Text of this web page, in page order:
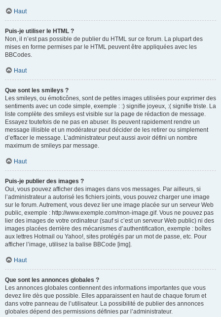
Haut
Puis-je utiliser le HTML ?
Non, il n’est pas possible de publier du HTML sur ce forum. La plupart des
mises en forme permises par le HTML peuvent être appliquées avec les
BBCodes.
Haut
Que sont les smileys ?
Les smileys, ou émoticônes, sont de petites images utilisées pour exprimer des
sentiments avec un code simple, exemple : :) signifie joyeux, :( signifie triste. La
liste complète des smileys est visible sur la page de rédaction de message.
Essayez toutefois de ne pas en abuser. Ils peuvent rapidement rendre un
message illisible et un modérateur peut décider de les retirer ou simplement
d’effacer le message. L’administrateur peut aussi avoir défini un nombre
maximum de smileys par message.
Haut
Puis-je publier des images ?
Oui, vous pouvez afficher des images dans vos messages. Par ailleurs, si
l’administrateur a autorisé les fichiers joints, vous pouvez charger une image
sur le forum. Autrement, vous devez lier une image placée sur un serveur Web
public, exemple : http://www.exemple.com/mon-image.gif. Vous ne pouvez pas
lier des images de votre ordinateur (sauf si c’est un serveur Web public) ni des
images placées derrière des mécanismes d’authentification, exemple : boîtes
aux lettres Hotmail ou Yahoo!, sites protégés par un mot de passe, etc. Pour
afficher l’image, utilisez la balise BBCode [img].
Haut
Que sont les annonces globales ?
Les annonces globales contiennent des informations importantes que vous
devez lire dès que possible. Elles apparaissent en haut de chaque forum et
dans votre panneau de l’utilisateur. La possibilité de publier des annonces
globales dépend des permissions définies par l’administrateur.